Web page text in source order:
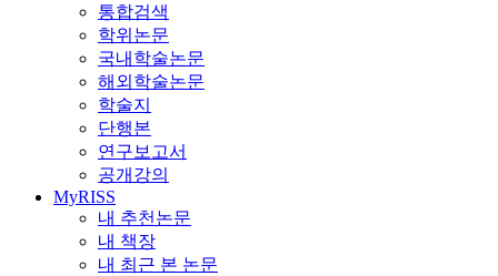
통합검색
학위논문
국내학술논문
해외학술논문
학술지
단행본
연구보고서
공개강의
MyRISS
내 추천논문
내 책장
내 최근 본 논문